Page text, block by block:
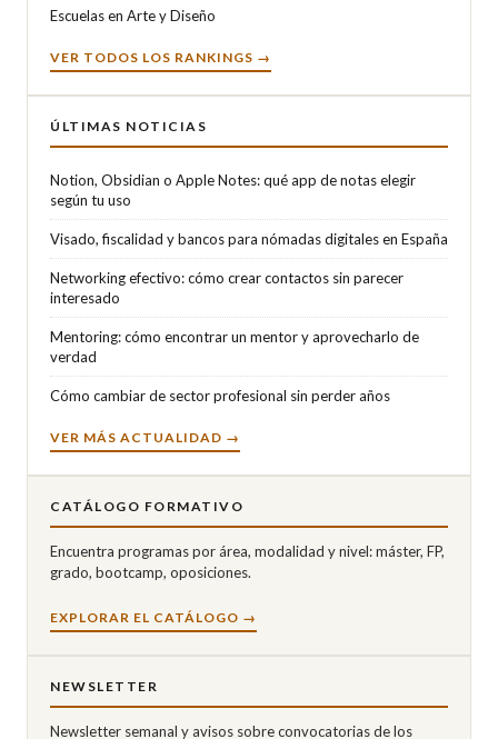
Escuelas en Arte y Diseño
VER TODOS LOS RANKINGS →
ÚLTIMAS NOTICIAS
Notion, Obsidian o Apple Notes: qué app de notas elegir
según tu uso
Visado, fiscalidad y bancos para nómadas digitales en España
Networking efectivo: cómo crear contactos sin parecer
interesado
Mentoring: cómo encontrar un mentor y aprovecharlo de
verdad
Cómo cambiar de sector profesional sin perder años
VER MÁS ACTUALIDAD →
CATÁLOGO FORMATIVO
Encuentra programas por área, modalidad y nivel: máster, FP,
grado, bootcamp, oposiciones.
EXPLORAR EL CATÁLOGO →
NEWSLETTER
Newsletter semanal y avisos sobre convocatorias de los